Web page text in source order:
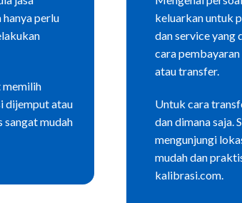
perlu
memilih
dijemput atau
sangat mudah
keluarkan untuk
dan service yang
cara
atau transfer.
Untuk cara
dan dimana saja.
mengunjungi
mudah dan
kalibrasi.com.